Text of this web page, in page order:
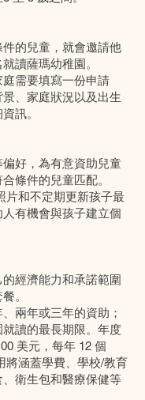
的兒童，就會邀請他
讀薩瑪幼稚園。
需要填寫一份申請
、家庭狀況以及出生
訊。
好，為有意資助兒童
條件的兒童匹配。
片和不定期更新孩子最
有機會與孩子建立個
經濟能力和承諾範圍
。
兩年或三年的資助；
讀的最長期限。年度
美元，每年 12 個
將涵蓋學費、學校/教育
衛生包和醫療保健等